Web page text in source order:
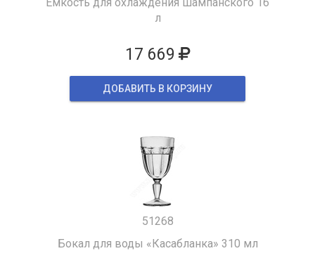
л
17 669
ДОБАВИТЬ В КОРЗИНУ
51268
Бокал для воды «Касабланка» 310 мл